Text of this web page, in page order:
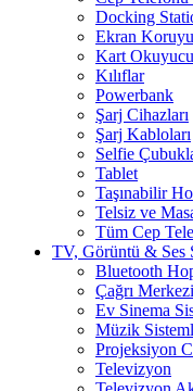
Docking
Ekran
Kart Okuyucu
Kılıflar
Powerbank
Şarj Cihazları
Şarj Kabloları
Selfie
Tablet
Taşınabilir
Telsiz ve
Tüm Cep
TV, Görüntü & Ses
Bluetooth
Çağrı
Ev Sinema
Müzik
Projeksiyon
Televizyon